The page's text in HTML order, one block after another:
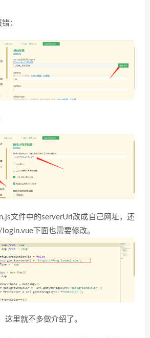
：
文件中的serverUrl改成自己网址，还
下面也需要修改。
这里就不多做介绍了。